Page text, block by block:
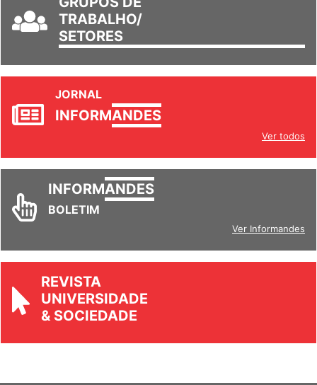
TRABALHO/
SETORES
JORNAL
INFORMANDES
Ver todos
INFORMANDES
BOLETIM
Ver Informandes
REVISTA
UNIVERSIDADE
& SOCIEDADE